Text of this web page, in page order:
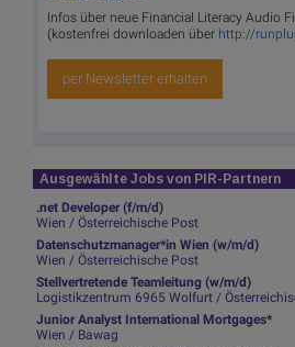
Infos über neue Financial Literacy Audio
(kostenfrei downloaden über http://
per Newsletter erhalten
Ausgewählte Jobs von PIR-Partnern
.net Developer (f/m/d)
Wien / Österreichische Post
Datenschutzmanager*in Wien (w/m/d)
Wien / Österreichische Post
Stellvertretende Teamleitung (w/m/d)
Logistikzentrum 6965 Wolfurt /
Junior Analyst International Mortgages*
Wien / Bawag